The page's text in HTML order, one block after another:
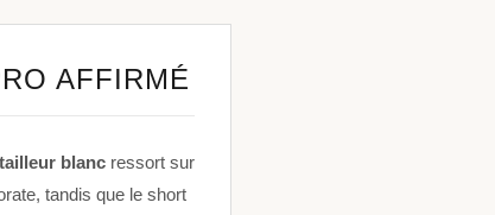
AFFIRMÉ
blanc ressort sur
tandis que le short